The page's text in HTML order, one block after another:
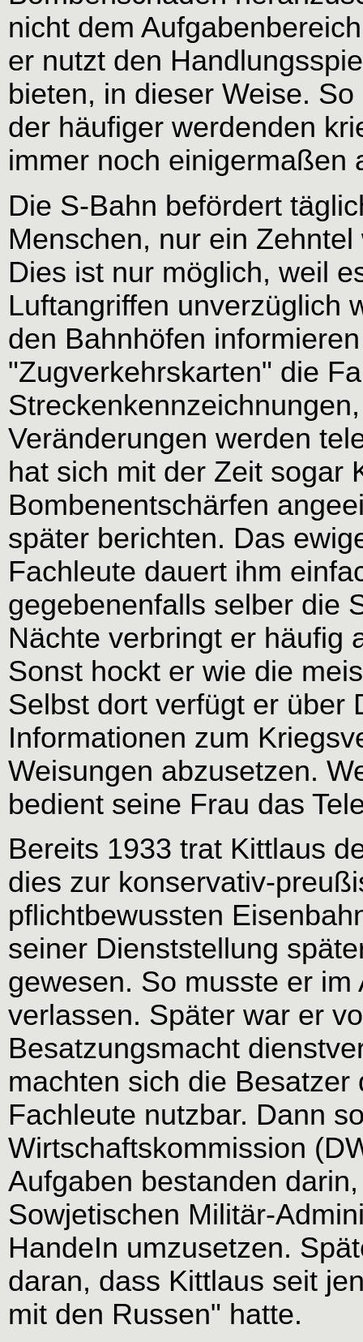
nicht dem
er nutzt den
bieten, in dieser Weise.
der häufiger werdenden
immer noch einigermaßen
Die S-Bahn befördert
Menschen, nur ein
Dies ist nur möglich, weil
Luftangriffen unverzüglich
den Bahnhöfen
"Zugverkehrskarten" die
Veränderungen werden
hat sich mit der Zeit sogar
Bombenentschärfen
später berichten. Das
Fachleute dauert ihm
gegebenenfalls selber die
Nächte verbringt er häufig
Sonst hockt er wie die
Selbst dort verfügt er über
Informationen zum
Weisungen abzusetzen.
bedient seine Frau das
Bereits 1933 trat Kittlaus
dies zur konservativ-
pflichtbewussten
seiner Dienststellung
gewesen. So musste er
verlassen. Später war er
Besatzungsmacht
machten sich die
Fachleute nutzbar. Dann
Wirtschaftskommission
Aufgaben bestanden
Sowjetischen Militär-
HandeIn umzusetzen.
daran, dass Kittlaus seit
mit den Russen" hatte.